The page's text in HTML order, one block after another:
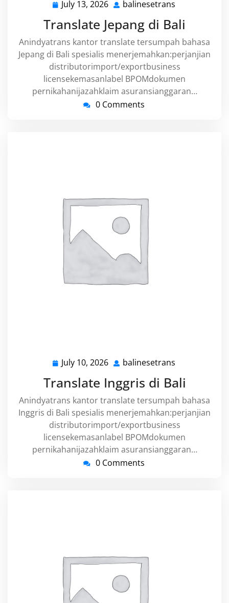
July 13, 2026 July
2026
balinesetrans
Translate Jepang di Bali
Anindyatrans kantor translate tersumpah bahasa
Jepang di Bali spesialis menerjemahkan:perjanjian
distributorimport/exportbusiness
licensekemasanlabel BPOMdokumen
pernikahanijazahklaim asuransianggaran…
0 Comments
July 10, 2026 July
2026
balinesetrans
Translate Inggris di Bali
Anindyatrans kantor translate tersumpah bahasa
Inggris di Bali spesialis menerjemahkan:perjanjian
distributorimport/exportbusiness
licensekemasanlabel BPOMdokumen
pernikahanijazahklaim asuransianggaran…
0 Comments